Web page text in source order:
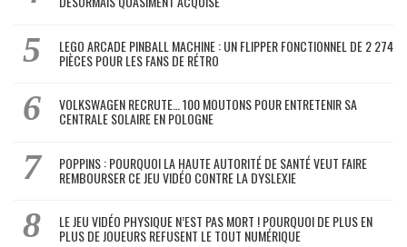
LEGO ARCADE PINBALL MACHINE : UN FLIPPER FONCTIONNEL DE 2 274
PIÈCES POUR LES FANS DE RÉTRO
VOLKSWAGEN RECRUTE… 100 MOUTONS POUR ENTRETENIR SA
CENTRALE SOLAIRE EN POLOGNE
POPPINS : POURQUOI LA HAUTE AUTORITÉ DE SANTÉ VEUT FAIRE
REMBOURSER CE JEU VIDÉO CONTRE LA DYSLEXIE
LE JEU VIDÉO PHYSIQUE N’EST PAS MORT ! POURQUOI DE PLUS EN
PLUS DE JOUEURS REFUSENT LE TOUT NUMÉRIQUE